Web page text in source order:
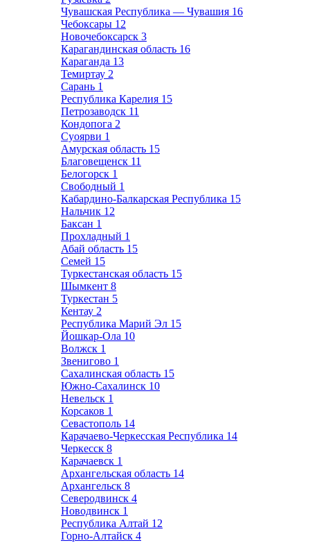
Чувашская Республика — Чувашия 16
Чебоксары 12
Новочебоксарск 3
Карагандинская область 16
Караганда 13
Темиртау 2
Сарань 1
Республика Карелия 15
Петрозаводск 11
Кондопога 2
Суоярви 1
Амурская область 15
Благовещенск 11
Белогорск 1
Свободный 1
Кабардино-Балкарская Республика 15
Нальчик 12
Баксан 1
Прохладный 1
Абай область 15
Семей 15
Туркестанская область 15
Шымкент 8
Туркестан 5
Кентау 2
Республика Марий Эл 15
Йошкар-Ола 10
Волжск 1
Звенигово 1
Сахалинская область 15
Южно-Сахалинск 10
Невельск 1
Корсаков 1
Севастополь 14
Карачаево-Черкесская Республика 14
Черкесск 8
Карачаевск 1
Архангельская область 14
Архангельск 8
Северодвинск 4
Новодвинск 1
Республика Алтай 12
Горно-Алтайск 4